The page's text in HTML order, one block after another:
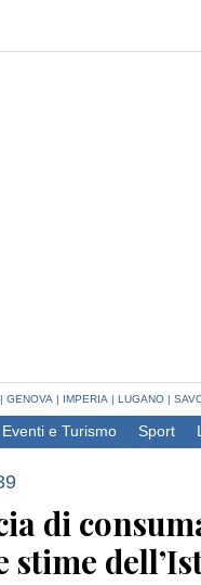
| GENOVA | IMPERIA | LUGANO |
Eventi e Turismo Sport
di
stime